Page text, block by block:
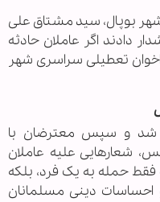
بوپال، سید مشتاق علی
دادند اگر عاملان حادثه
تعطیلی سراسری شهر
شد و سپس معترضان با
شعارهایی علیه عاملان
فقط حمله به یک فرد، بلکه
احساسات دینی مسلمانان